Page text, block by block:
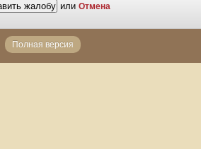
или Отмена
Полная версия